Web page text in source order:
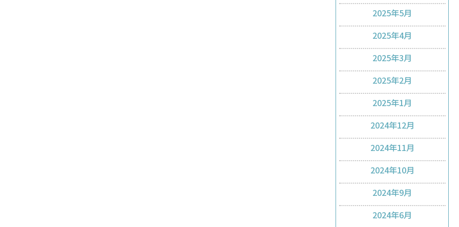
2025年5月
2025年4月
2025年3月
2025年2月
2025年1月
2024年12月
2024年11月
2024年10月
2024年9月
2024年6月